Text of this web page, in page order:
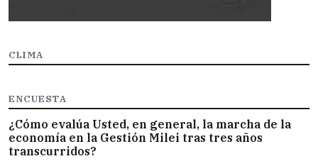
CLIMA
ENCUESTA
¿Cómo evalúa Usted, en general, la marcha de la
economía en la Gestión Milei tras tres años
transcurridos?